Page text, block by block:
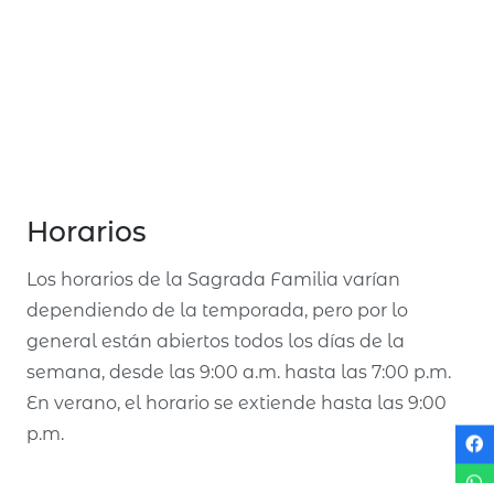
Horarios
Los horarios de la Sagrada Familia varían
dependiendo de la temporada, pero por lo
general están abiertos todos los días de la
semana, desde las 9:00 a.m. hasta las 7:00 p.m.
En verano, el horario se extiende hasta las 9:00
p.m.